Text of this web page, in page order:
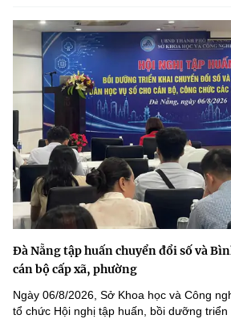
Đà Nẵng tập huấn chuyển đổi số và
cán bộ cấp xã, phường
Ngày 06/8/2026, Sở Khoa học và Công
tổ chức Hội nghị tập huấn, bồi dưỡng triển